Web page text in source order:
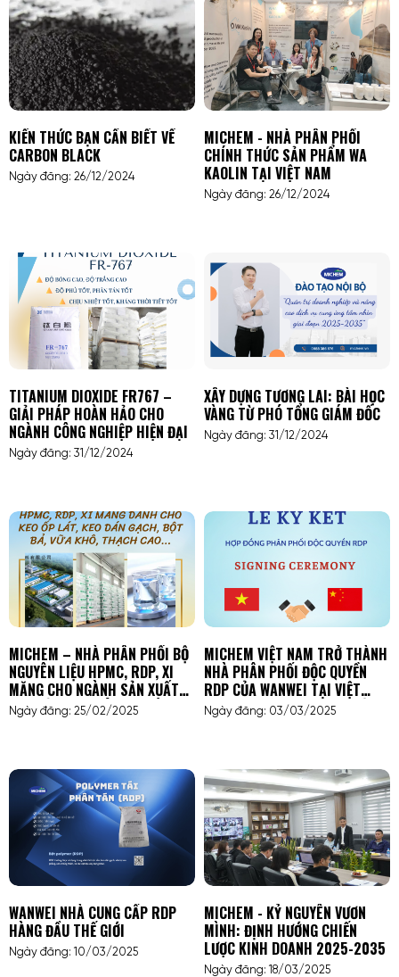
KIẾN THỨC BẠN CẦN BIẾT VỀ
CARBON BLACK
Ngày đăng: 26/12/2024
MICHEM - NHÀ PHÂN PHỐI
CHÍNH THỨC SẢN PHẨM WA
KAOLIN TẠI VIỆT NAM
Ngày đăng: 26/12/2024
TITANIUM DIOXIDE FR767 –
GIẢI PHÁP HOÀN HẢO CHO
NGÀNH CÔNG NGHIỆP HIỆN ĐẠI
Ngày đăng: 31/12/2024
XÂY DỰNG TƯƠNG LAI: BÀI HỌC
VÀNG TỪ PHÓ TỔNG GIÁM ĐỐC
Ngày đăng: 31/12/2024
MICHEM – NHÀ PHÂN PHỐI BỘ
NGUYÊN LIỆU HPMC, RDP, XI
MĂNG CHO NGÀNH SẢN XUẤT
BỘT BẢ, VỮA KHÔ, KEO DÁN
Ngày đăng: 25/02/2025
MICHEM VIỆT NAM TRỞ THÀNH
NHÀ PHÂN PHỐI ĐỘC QUYỀN
RDP CỦA WANWEI TẠI VIỆT
NAMMICHEM VIỆT NAM TRỞ
Ngày đăng: 03/03/2025
WANWEI NHÀ CUNG CẤP RDP
HÀNG ĐẦU THẾ GIỚI
Ngày đăng: 10/03/2025
MICHEM - KỶ NGUYÊN VƯƠN
MÌNH: ĐỊNH HƯỚNG CHIẾN
LƯỢC KINH DOANH 2025-2035
Ngày đăng: 18/03/2025